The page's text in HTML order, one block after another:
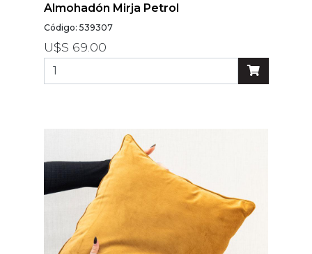
Almohadón Mirja Petrol
Código: 539307
U$S 69.00